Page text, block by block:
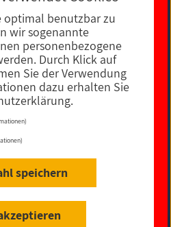
KONTAKT
© 2021
optimal benutzbar zu
wir sogenannte
personenbezogene
Durch Klick auf
Sie der Verwendung
dazu erhalten Sie
speichern